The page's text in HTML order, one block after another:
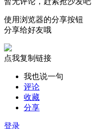
使用浏览器的分享按钮
分享给好友哦
点我复制链接
我也说一句
评论
收藏
分享
登录